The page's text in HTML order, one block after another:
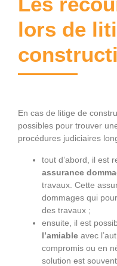
lors de
En cas de litige de
possibles pour trouver
procédures judiciaires
tout d’abord, il est
assurance
travaux. Cette
dommages qui
des travaux ;
ensuite, il est
l’amiable avec
compromis ou en
solution est